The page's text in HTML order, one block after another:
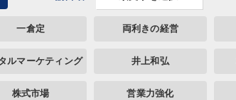
一倉定 両利きの経営
ルマーケティング 井上和弘
株式市場 営業力強化